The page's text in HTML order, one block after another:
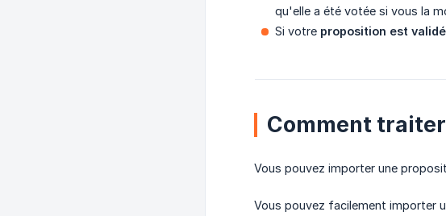
qu'elle a été votée si vous la
Si votre proposition est
Comment
Vous pouvez importer une
Vous pouvez facilement importer